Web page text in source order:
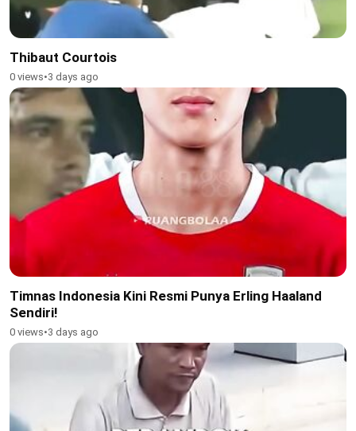
Thibaut Courtois
0 views•3 days ago
Timnas Indonesia Kini Resmi Punya Erling Haaland
Sendiri!
0 views•3 days ago